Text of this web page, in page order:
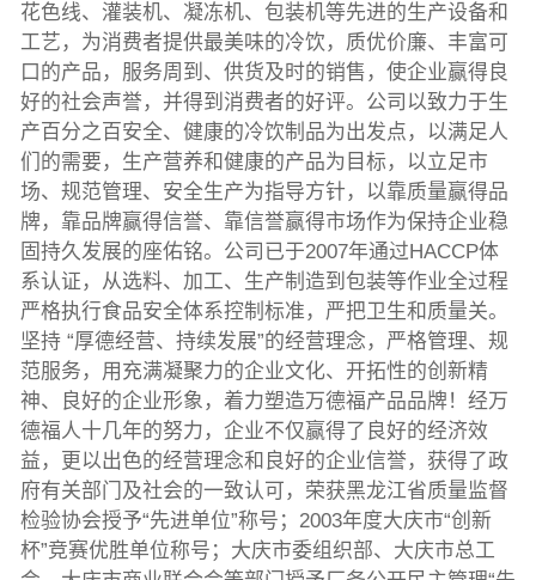
花色线、灌装机、凝冻机、包装机等先进的生产设备和
工艺，为消费者提供最美味的冷饮，质优价廉、丰富可
口的产品，服务周到、供货及时的销售，使企业赢得良
好的社会声誉，并得到消费者的好评。公司以致力于生
产百分之百安全、健康的冷饮制品为出发点，以满足人
们的需要，生产营养和健康的产品为目标，以立足市
场、规范管理、安全生产为指导方针，以靠质量赢得品
牌，靠品牌赢得信誉、靠信誉赢得市场作为保持企业稳
固持久发展的座佑铭。公司已于2007年通过HACCP体
系认证，从选料、加工、生产制造到包装等作业全过程
严格执行食品安全体系控制标准，严把卫生和质量关。
坚持 “厚德经营、持续发展”的经营理念，严格管理、规
范服务，用充满凝聚力的企业文化、开拓性的创新精
神、良好的企业形象，着力塑造万德福产品品牌！经万
德福人十几年的努力，企业不仅赢得了良好的经济效
益，更以出色的经营理念和良好的企业信誉，获得了政
府有关部门及社会的一致认可，荣获黑龙江省质量监督
检验协会授予“先进单位”称号；2003年度大庆市“创新
杯”竞赛优胜单位称号；大庆市委组织部、大庆市总工